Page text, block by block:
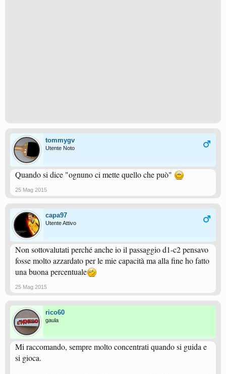
tommygv
Utente Noto
Quando si dice "ognuno ci mette quello che può"
25 Mag 2015
capa97
Utente Attivo
Non sottovalutati perché anche io il passaggio d1-c2 pensavo
fosse molto azzardato per le mie capacità ma alla fine ho fatto
una buona percentuale
25 Mag 2015
rico60
gaula
Mi raccomando, sempre molto concentrati quando si guida e
si gioca.